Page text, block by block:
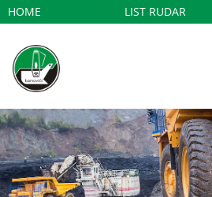
HOME LIST RUDAR